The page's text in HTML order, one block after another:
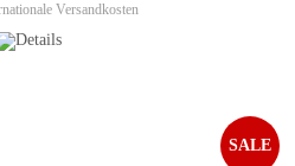
Versandkosten
SALE